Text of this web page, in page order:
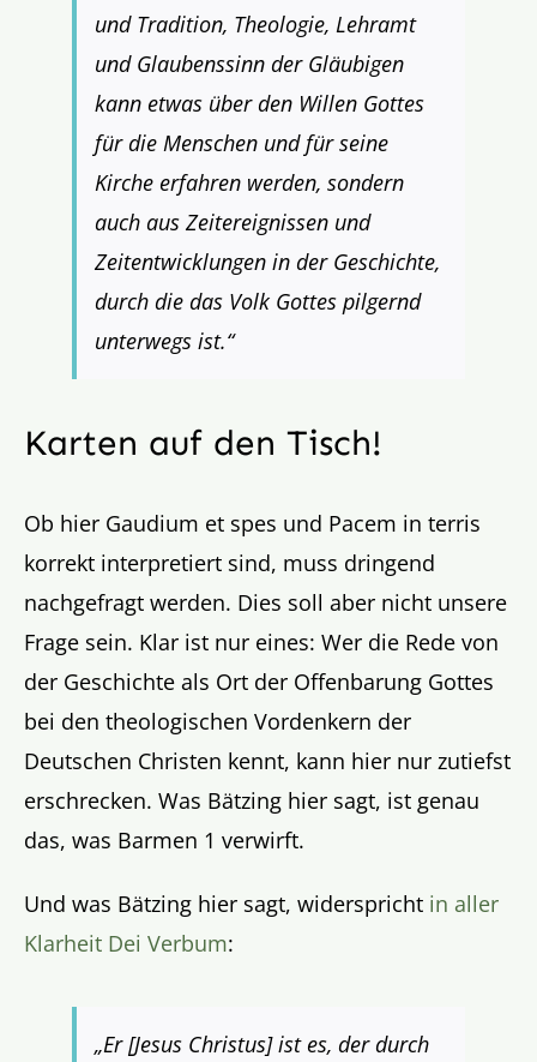
und Tradition, Theologie, Lehramt
und Glaubenssinn der Gläubigen
kann etwas über den Willen Gottes
für die Menschen und für seine
Kirche erfahren werden, sondern
auch aus Zeitereignissen und
Zeitentwicklungen in der Geschichte,
durch die das Volk Gottes pilgernd
unterwegs ist.“
Karten auf den Tisch!
Ob hier Gaudium et spes und Pacem in terris
korrekt interpretiert sind, muss dringend
nachgefragt werden. Dies soll aber nicht unsere
Frage sein. Klar ist nur eines: Wer die Rede von
der Geschichte als Ort der Offenbarung Gottes
bei den theologischen Vordenkern der
Deutschen Christen kennt, kann hier nur zutiefst
erschrecken. Was Bätzing hier sagt, ist genau
das, was Barmen 1 verwirft.
Und was Bätzing hier sagt, widerspricht in aller
Klarheit Dei Verbum:
„Er [Jesus Christus] ist es, der durch